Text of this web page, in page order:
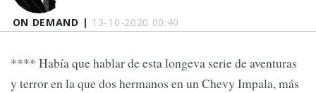
ON DEMAND | 13-10-2020 00:40
**** Había que hablar de esta longeva serie de aventuras
y terror en la que dos hermanos en un Chevy Impala, más